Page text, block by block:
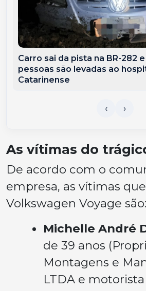
Carro sai da pista na BR-282
pessoas são levadas ao
Catarinense
As vítimas do
De acordo com o
empresa, as vítimas
Volkswagen Voyage são:
Michelle André
de 39 anos
Montagens e
LTDA e